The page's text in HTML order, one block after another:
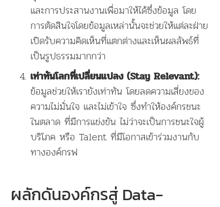
และการประสานงานเพื่อมาให้ได้ซึ่งข้อมูล โดย
การตัดสินใจโดยข้อมูลเหล่านั้นจะช่วยให้แต่ละฝ่าย
เปิดรับความคิดเห็นที่แตกต่างและเห็นผลลัพธ์ที่
เป็นรูปธรรมมากกว่า
เท่าทันโลกที่เปลี่ยนแปลง (Stay Relevant):
ข้อมูลช่วยให้เรายังเท่าทัน โดยลดความเสี่ยงของ
ความไม่มั่นใจ และไม่เข้าใจ ซึ่งทำให้องค์กรชนะ
ในตลาด ที่มีการแข่งขัน ไม่ว่าจะเป็นการชนะใจผู้
บริโภค หรือ Talent ที่มีโอกาสเข้าร่วมงานกับ
ทางองค์กรฟ
ผลักดันองค์กรสู่ Data-